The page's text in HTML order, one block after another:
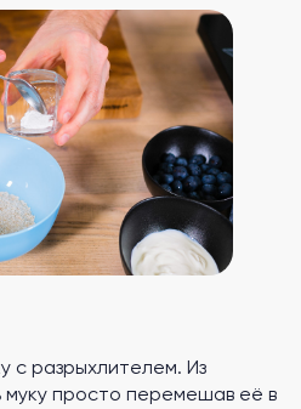
с разрыхлителем. Из
муку просто перемешав её в